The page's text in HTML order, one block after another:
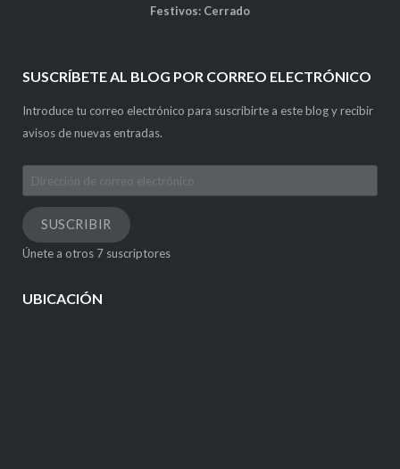
Festivos: Cerrado
SUSCRÍBETE AL BLOG POR CORREO ELECTRÓNICO
Introduce tu correo electrónico para suscribirte a este blog y recibir
avisos de nuevas entradas.
Dirección
de
correo
electrónico
SUSCRIBIR
Únete a otros 7 suscriptores
UBICACIÓN